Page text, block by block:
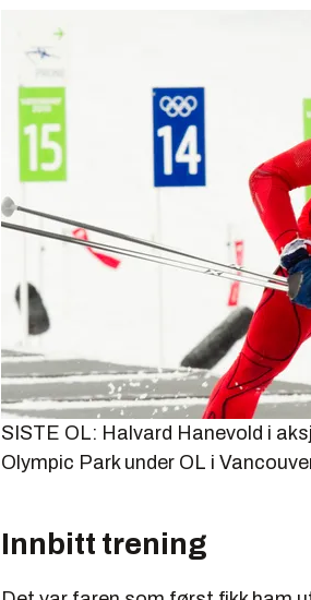
SISTE OL: Halvard Hanevold i
Olympic Park under OL i
Innbitt trening